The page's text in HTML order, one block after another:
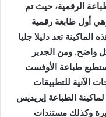
الطباعة الرقمية، حيث تم
أول طابعة رقمية
تعد دليلا جليا
واضح. ومن الجدير
طباعة الأوفست
الآنية للتطبيقات
الطباعة إيريديس
وكذلك مستندات